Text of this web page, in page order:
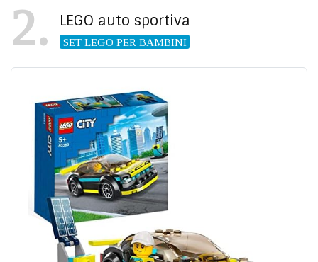
2 LEGO auto sportiva
SET LEGO PER BAMBINI